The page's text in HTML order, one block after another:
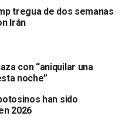
Big Beautiful Bill”, al
por incrementar el
de dólares.
los principios de
desde su cargo en el
Musk, a través de su
Trump de ocultar
tregua de dos semanas
Irán
con “aniquilar una
noche”
han sido
2026